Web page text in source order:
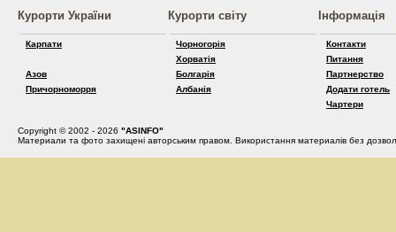
Курорти України
Карпати
Азов
Причорноморря
Курорти світу
Чорногорія
Хорватія
Болгарія
Албанія
Інформація
Контакти
Питання
Партнерство
Додати готель
Чартери
Copyright © 2002 - 2026 "ASINFO"
Материали та фото захищені авторським правом. Використання материалів без